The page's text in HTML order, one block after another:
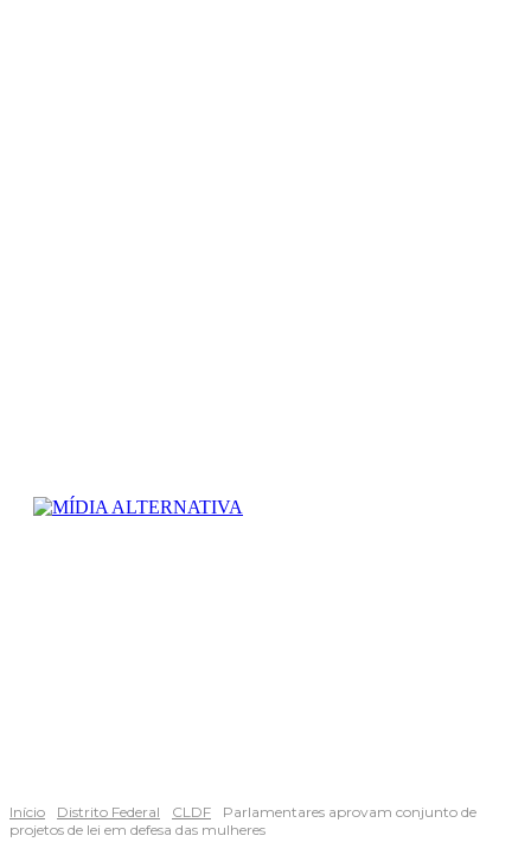
Início Distrito Federal CLDF
Parlamentares aprovam conjunto de
projetos de lei em defesa das mulheres